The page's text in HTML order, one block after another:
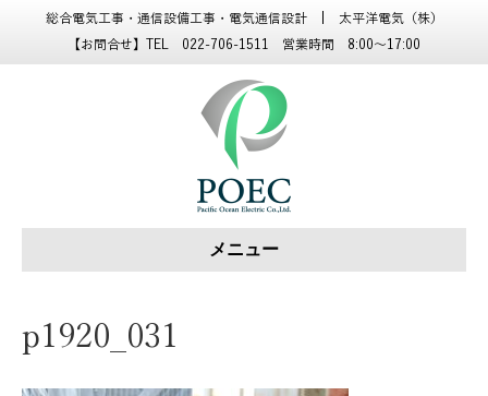
総合電気工事・通信設備工事・電気通信設計 | 太平洋電気（株）
【お問合せ】TEL 022-706-1511 営業時間 8:00～17:00
メニュー
p1920_031